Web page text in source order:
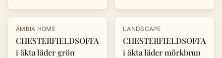
-25 %
AMBIA HOME
CHESTERFIELDSOFFA
i äkta läder grön
- 25%
LANDSCAPE
CHESTERFIELDSOFFA
i äkta läder mörkbrun